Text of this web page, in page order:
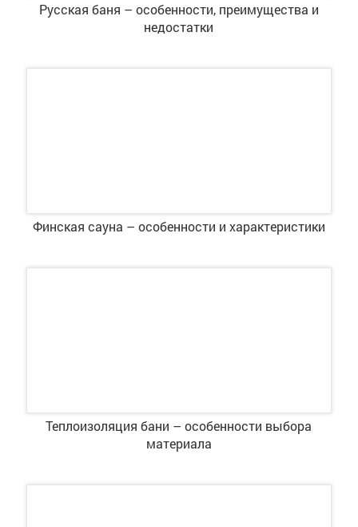
Русская баня – особенности, преимущества и
недостатки
Финская сауна – особенности и характеристики
Теплоизоляция бани – особенности выбора
материала